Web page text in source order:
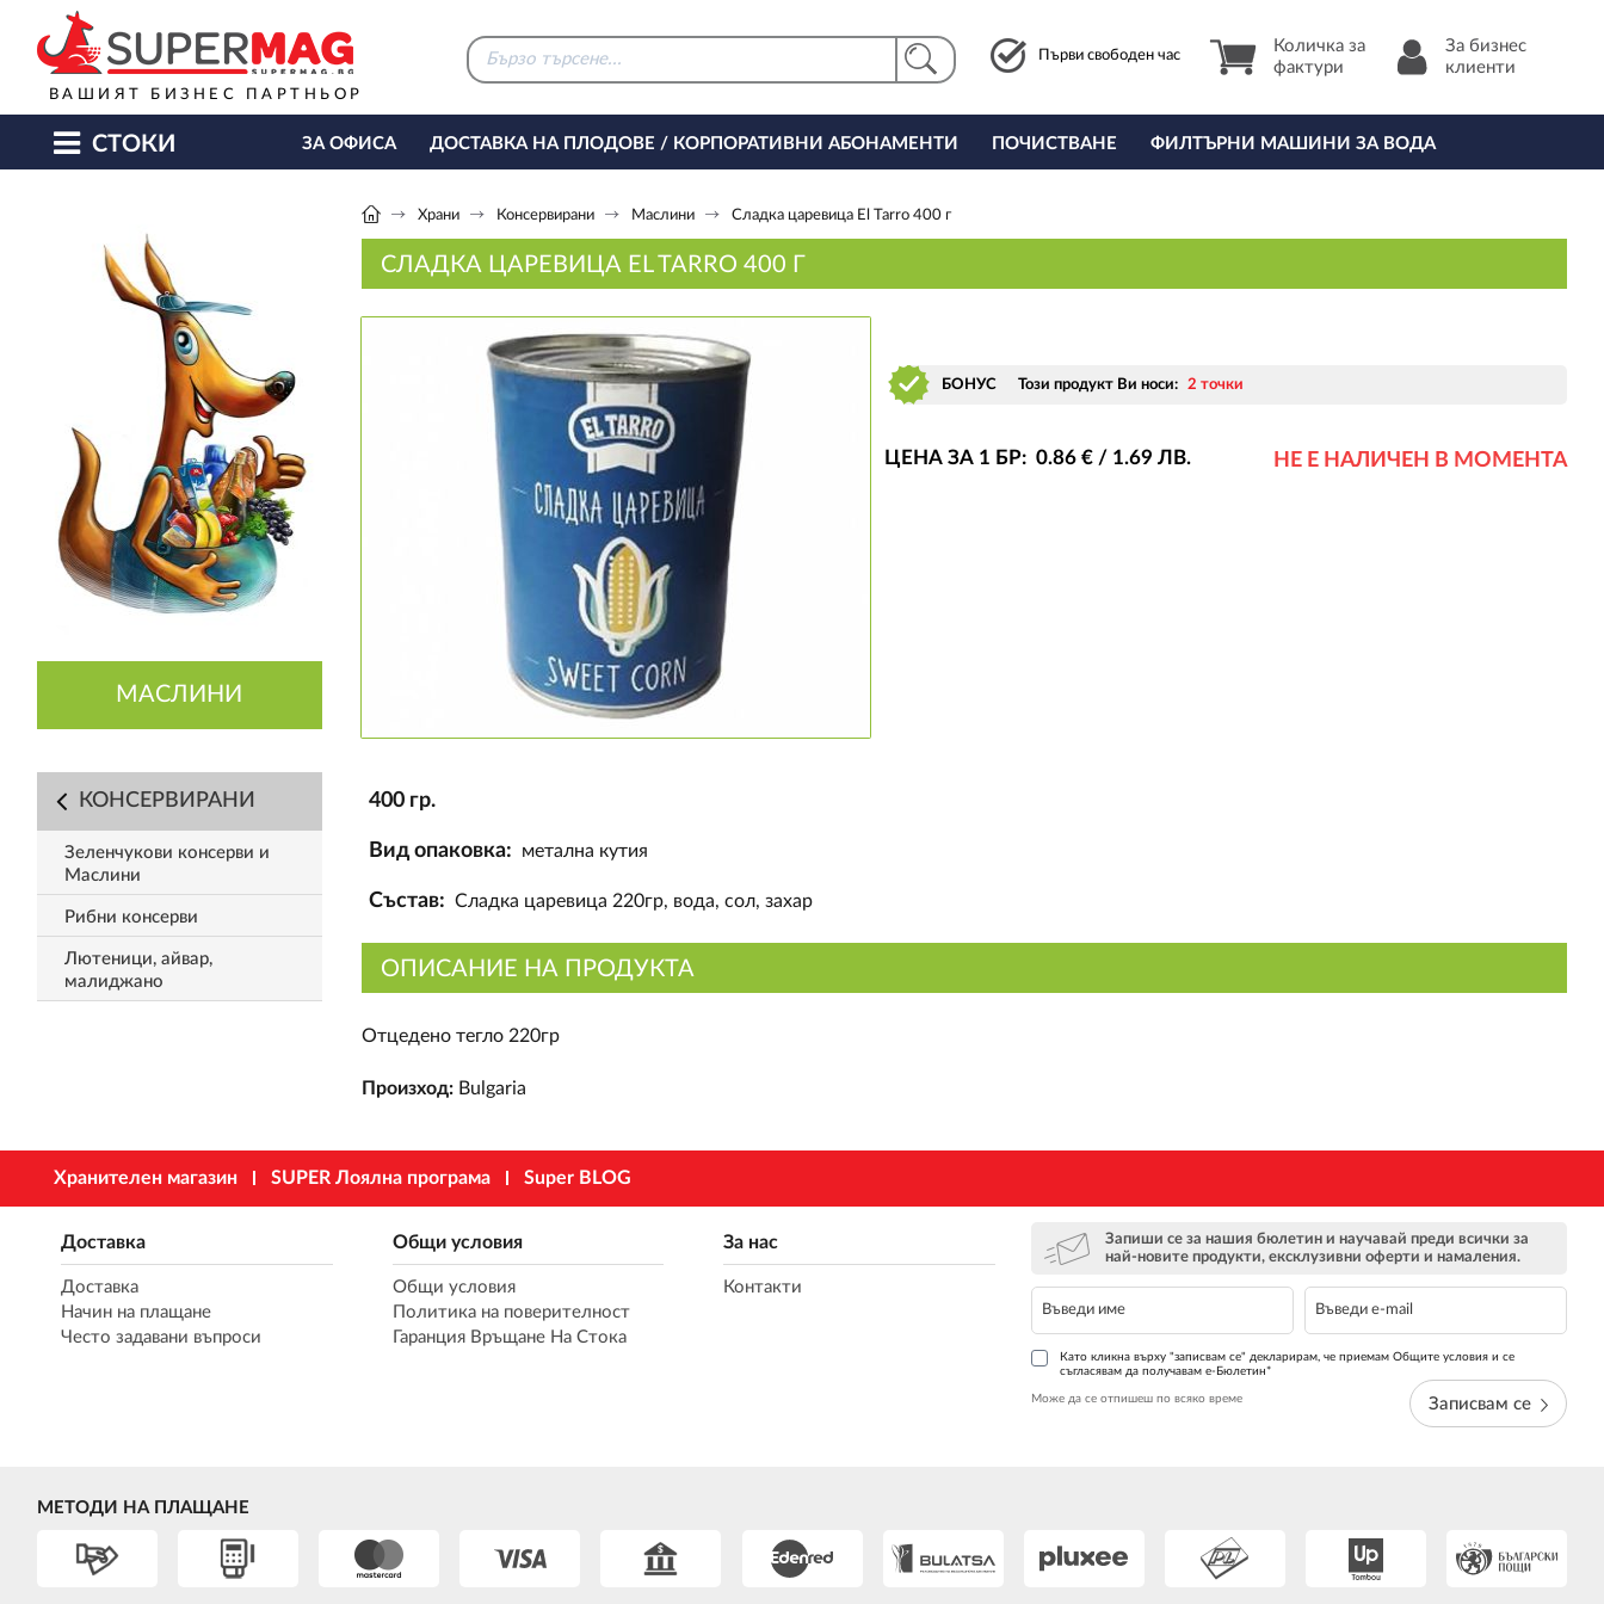
ВАШИЯТ БИЗНЕС ПАРТНЬОР
Първи свободен час
Количка за
фактури
За бизнес
клиенти
СТОКИ ЗА ОФИСА ДОСТАВКА НА ПЛОДОВЕ / КОРПОРАТИВНИ АБОНАМЕНТИ ПОЧИСТВАНЕ ФИЛТЪРНИ МАШИНИ ЗА ВОДА
МАСЛИНИ
КОНСЕРВИРАНИ
Зеленчукови консерви и
Маслини
Рибни консерви
Лютеници, айвар,
малиджано
Храни Консервирани Маслини Сладка царевица El Tarro 400 г
СЛАДКА ЦАРЕВИЦА EL TARRO 400 Г
БОНУС Този продукт Ви носи: 2 точки
ЦЕНА ЗА 1 БР: 0.86€ / 1.69 ЛВ. НЕ Е НАЛИЧЕН В МОМЕНТА
400 гр.
Вид опаковка: метална кутия
Състав: Сладка царевица 220гр, вода, сол, захар
ОПИСАНИЕ НА ПРОДУКТА
Отцедено тегло 220гр
Произход:Bulgaria
Хранителен магазин SUPER Лоялна програма Super BLOG
Доставка
Доставка
Начин на плащане
Често задавани въпроси
Общи условия
Общи условия
Политика на поверителност
Гаранция Връщане На Стока
За нас
Контакти
Запиши се за нашия бюлетин и научавай преди всички за
най-новите продукти, ексклузивни оферти и намаления.
Като кликна върху "записвам се" декларирам, че приемам Общите условия и се
съгласявам да получавам е-Бюлетин*
Може да се отпишеш по всяко време Записвам се
МЕТОДИ НА ПЛАЩАНЕ